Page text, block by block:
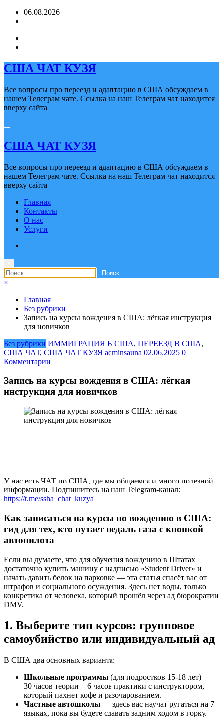
Перейти06.08.2026
США ЧАТ КУЗЯ
Все вопросы про переезд и адаптацию в США обсуждаем в
нашем Телеграм чате. Ссылка на наш Телеграм чат находится
вверху сайта
США ЧАТ КУЗЯ
Все вопросы про переезд и адаптацию в США обсуждаем в
нашем Телеграм чате. Ссылка на наш Телеграм чат находится
вверху сайта
Главная
Контакты
О нас
Услуги
×
Главная
Без рубрики
Запись на курсы вождения в США: лёгкая инструкция
для новичков
Без рубрики ИММИГРАЦИЯ В США, ПЕРЕЕЗД В США,
США ЧАТ, США ЧАТ КУЗЯ adminsauna 02.06.2025 0
Комментарии
Запись на курсы вождения в США: лёгкая
инструкция для новичков
У нас есть ЧАТ по США, где мы общаемся и много полезной
информации. Подпишитесь на наш Telegram-канал:
https://t.me/ssha_chat_kuzya
Как записаться на курсы по вождению в США:
гид для тех, кто путает педаль газа с кнопкой
автопилота
Если вы думаете, что для обучения вождению в Штатах
достаточно купить машину с надписью «Student Driver» и
начать давить белок на парковке — эта статья спасёт вас от
штрафов и социального осуждения. Здесь нет воды, только
конкретика от человека, который прошёл через ад бюрократии
DMV.
1. Выберите тип курсов: групповое
самоубийство или индивидуальный ад
В США два основных варианта:
Школьные программы (для подростков 15-18 лет) —
30 часов теории + 6 часов практики с инструктором,
который пахнет кофе и разочарованием.
Частные автошколы — здесь вас научат ругаться на 7
языках, пока вы будете сдавать задним ходом в горку.